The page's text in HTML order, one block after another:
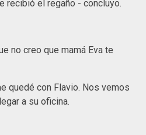
recibió el regaño - concluyo.
no creo que mamá Eva te
quedé con Flavio. Nos vemos
a su oficina.